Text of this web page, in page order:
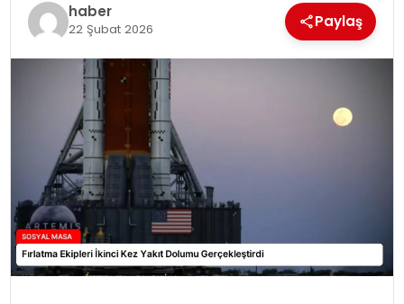
haber
22 Şubat 2026 Paylaş